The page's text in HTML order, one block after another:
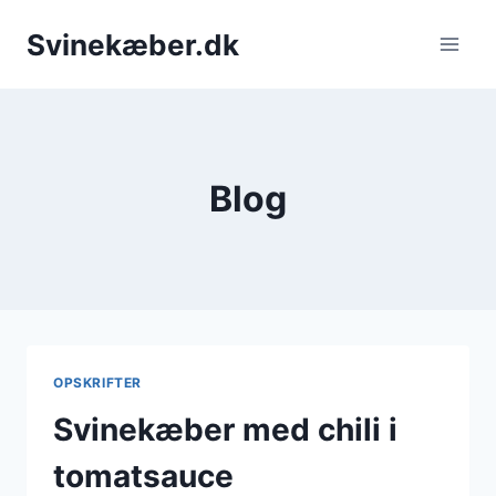
Svinekæber.dk
Blog
OPSKRIFTER
Svinekæber med chili i
tomatsauce